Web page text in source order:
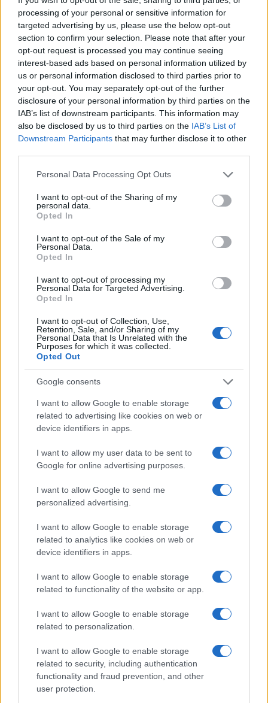
processing of your personal or sensitive information for
targeted advertising by us, please use the below opt-out
section to confirm your selection. Please note that after your
opt-out request is processed you may continue seeing
interest-based ads based on personal information utilized by
us or personal information disclosed to third parties prior to
your opt-out. You may separately opt-out of the further
disclosure of your personal information by third parties on the
IAB’s list of downstream participants. This information may
also be disclosed by us to third parties on the IAB’s List of
Downstream Participants that may further disclose it to other
Please note that this website/app uses one or more Google
not limited to your visit or usage behaviour. You may click to
grant or deny consent to Google and its third-party tags to
use your data for below specified purposes in below Google
consent section.
Personal Data Processing Opt Outs
I want to opt-out of the Sharing of my
personal data.
Opted In
I want to opt-out of the Sale of my
Personal Data.
Opted In
I want to opt-out of processing my
Personal Data for Targeted Advertising.
Opted In
I want to opt-out of Collection, Use,
Retention, Sale, and/or Sharing of my
Personal Data that Is Unrelated with the
Purposes for which it was collected.
Opted Out
Google consents
I want to allow Google to enable storage
related to advertising like cookies on web or
device identifiers in apps.
I want to allow my user data to be sent to
Google for online advertising purposes.
I want to allow Google to send me
personalized advertising.
I want to allow Google to enable storage
related to analytics like cookies on web or
device identifiers in apps.
I want to allow Google to enable storage
related to functionality of the website or app.
I want to allow Google to enable storage
related to personalization.
I want to allow Google to enable storage
related to security, including authentication
functionality and fraud prevention, and other
user protection.
VAR en el fútbol: cuándo interviene, qué
revisa y qué no
El VAR ha revolucionado el fútbol. Descubre cómo…
DEPORTES
Programación deportiva gratuita: lo que
no te puedes perder en agosto de 2026
El verano de 2026 está repleto de eventos…
FIFA anuncia que las futbolistas recibirán
baja de maternidad
La FIFA anunció que las futbolistas profesionales recibirán…
DEPORTES